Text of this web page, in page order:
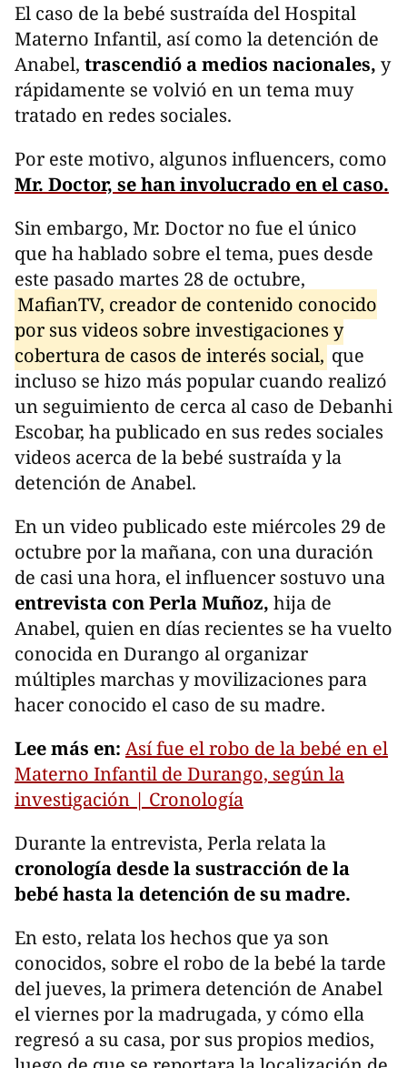
El caso de la bebé sustraída del Hospital
Materno Infantil, así como la detención de
Anabel, trascendió a medios nacionales, y
rápidamente se volvió en un tema muy
tratado en redes sociales.
Por este motivo, algunos influencers, como
Mr. Doctor, se han involucrado en el caso.
Sin embargo, Mr. Doctor no fue el único
que ha hablado sobre el tema, pues desde
este pasado martes 28 de octubre,
MafianTV, creador de contenido conocido
por sus videos sobre investigaciones y
cobertura de casos de interés social, que
incluso se hizo más popular cuando realizó
un seguimiento de cerca al caso de Debanhi
Escobar, ha publicado en sus redes sociales
videos acerca de la bebé sustraída y la
detención de Anabel.
En un video publicado este miércoles 29 de
octubre por la mañana, con una duración
de casi una hora, el influencer sostuvo una
entrevista con Perla Muñoz, hija de
Anabel, quien en días recientes se ha vuelto
conocida en Durango al organizar
múltiples marchas y movilizaciones para
hacer conocido el caso de su madre.
Lee más en: Así fue el robo de la bebé en el
Materno Infantil de Durango, según la
investigación | Cronología
Durante la entrevista, Perla relata la
cronología desde la sustracción de la
bebé hasta la detención de su madre.
En esto, relata los hechos que ya son
conocidos, sobre el robo de la bebé la tarde
del jueves, la primera detención de Anabel
el viernes por la madrugada, y cómo ella
regresó a su casa, por sus propios medios,